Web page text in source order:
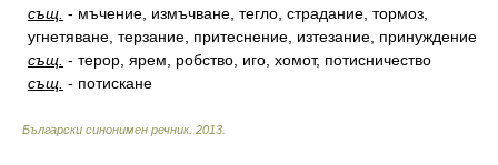
същ. - мъчение, измъчване, тегло, страдание, тормоз,
угнетяване, терзание, притеснение, изтезание, принуждение
същ. - терор, ярем, робство, иго, хомот, потисничество
същ. - потискане
Български синонимен речник. 2013